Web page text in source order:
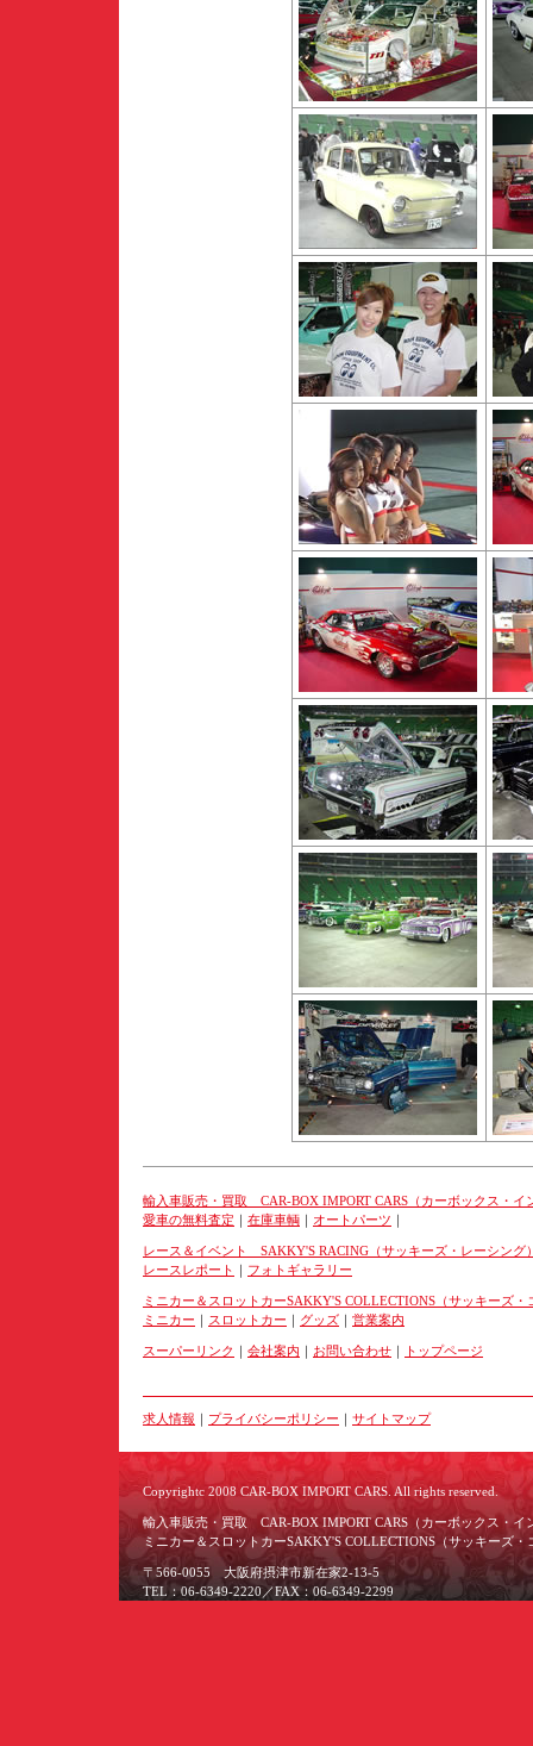
輸入車販売・買取 CAR-BOX IMPORT CARS（カーボックス・イ
愛車の無料査定 ｜ 在庫車輌 ｜ オートパーツ ｜
レース＆イベント SAKKY'S RACING（サッキーズ・レーシング
レースレポート ｜ フォトギャラリー
ミニカー＆スロットカーSAKKY'S COLLECTIONS（サッキーズ・
ミニカー ｜ スロットカー ｜ グッズ ｜ 営業案内
スーパーリンク ｜ 会社案内 ｜ お問い合わせ ｜ トップページ
求人情報 ｜ プライバシーポリシー ｜ サイトマップ
Copyrightc 2008 CAR-BOX IMPORT CARS. All rights reserved.
輸入車販売・買取 CAR-BOX IMPORT CARS（カーボックス・イ
ミニカー＆スロットカーSAKKY'S COLLECTIONS（サッキーズ・
〒566-0055 大阪府摂津市新在家2-13-5
TEL：06-6349-2220／FAX：06-6349-2299